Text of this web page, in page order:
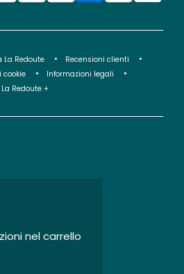
Redoute
Recensioni clienti
cookie
Informazioni legali
Redoute +
nel carrello